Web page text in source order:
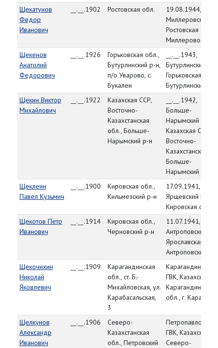
Щекатунов
Федор
Иванович
__.__.1902 Ростовская обл.
19.08.1944,
Миллеровский
Ростовская обл.,
Миллерово
Щекенов
Анатолий
Федорович
__.__.1926
Горьковская обл.,
Бутурлинский р-н,
п/о Уварово, с.
Букален
__.__.1943,
Бутурлинский
Горьковская обл.,
Бутурлинский р-н
Щекин Виктор
Михайлович
__.__.1922
Казахская ССР,
Восточно-
Казахстанская
обл., Больше-
Нарымский р-н
__.__.1942,
Больше-
Нарымский РВК,
Казахская ССР,
Восточно-
Казахстанская
Больше-
Нарымский р-н
Щеклеин
Павел Кузьмич
__.__.1900
Кировская обл.,
Кильмезский р-н
17.09.1941,
Ярщевский РВК,
Кировская обл.
Щекотов Петр
Иванович
__.__.1914
Кировская обл.,
Черновский р-н
11.07.1941,
Антроповский
Ярославская
Антроповский р-н
Щекочихин
Николай
Яковлевич
__.__.1909
Карагандинская
обл., ст. Б.-
Михайловская, ул.
Карабасальская,
3
Карагандинский
ГВК, Казахская
Карагандинская
обл., г.
Щелкунов
Александр
Иванович
__.__.1906
Северо-
Казахстанская
обл., Петровский
Петропавловский
ГВК, Казахская
Северо-